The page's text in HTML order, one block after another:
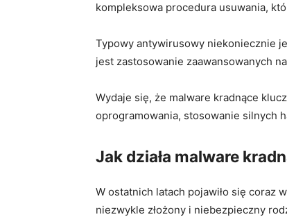
kompleksowa procedura usuwania,
Typowy antywirusowy niekoniecznie
jest zastosowanie​ zaawansowanych
Wydaje⁤ się, że malware kradnące
oprogramowania, stosowanie silnych
Jak działa malware
W ostatnich ⁣latach‍ pojawiło się​ coraz
niezwykle złożony i niebezpieczny